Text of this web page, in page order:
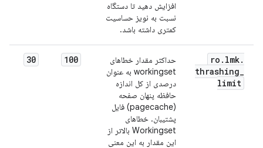
افزایش دهید تا دستگاه
نسبت به نویز حساسیت
کمتری داشته باشد.
ro . lmk.
thrashing_
limit
حداکثر مقدار خطاهای
workingset به عنوان
درصدی از کل اندازه
حافظه پنهان صفحه
(pagecache) فایل
پشتیبان. خطاهای
Workingset بالاتر از
این مقدار به این معنی
100
30